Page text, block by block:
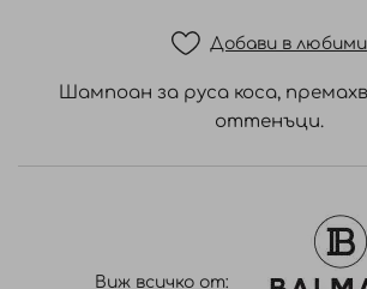
Добави в любими
Шампоан за руса коса,
оттенъци.
Виж всичко от: